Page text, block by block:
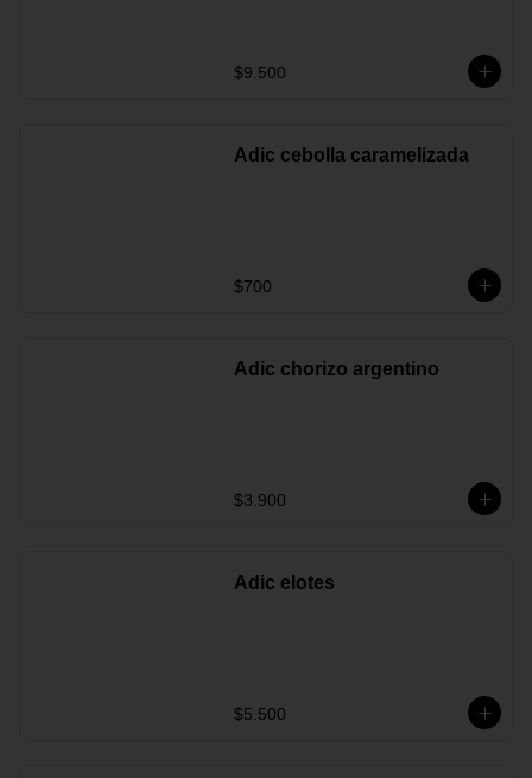
$9.500
Adic cebolla caramelizada
$700
Adic chorizo argentino
$3.900
Adic elotes
$5.500